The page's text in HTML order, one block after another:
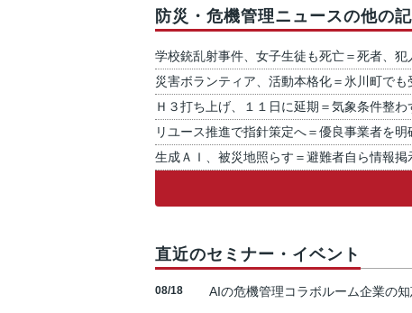
防災・危機管理ニュースの他の
学校銃乱射事件、女子生徒も死亡＝死者、
災害ボランティア、活動本格化＝氷川町で
Ｈ３打ち上げ、１１日に延期＝気象条件整
リユース推進で指針策定へ＝優良事業者を
生成ＡＩ、被災地照らす＝避難者自ら情報
直近のセミナー・イベント
08/18 AIの危機管理コラボルーム企業の